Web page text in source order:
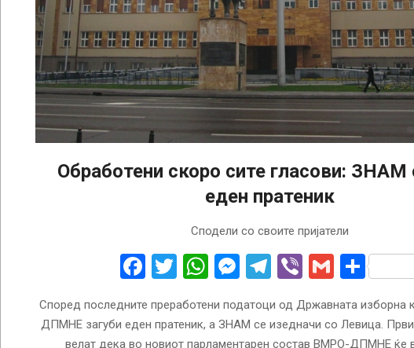
Обработени скоро сите гласови: ЗНАМ
еден пратеник
Сподели со своите пријатели
Facebook
Twitter
WhatsApp
Messenger
Telegram
ViberGmail
Според последните преработени податоци од Државната изборна
ДПМНЕ загуби еден пратеник, а ЗНАМ се изедначи со Левица.
велат дека во новиот парламентарен состав ВМРО-ДПМНЕ ќе